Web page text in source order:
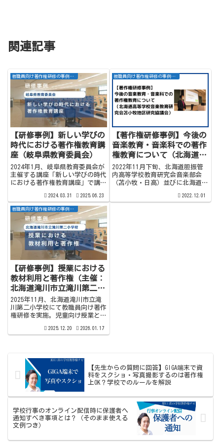
関連記事
教職員向け著作権研修の事例紹介
【研修事例】新しい学びの
時代における著作権教育講
座（岐阜県教育委員会）
2024年1月、岐阜県教育委員会が
主催する講座「新しい学びの時代
における著作権教育講座」で講師
現場で直面する著作権に関する課
題を、実践的かつ具体的に学ぶこ
とを目的としています。講演は2
時間にわたり、オンライン会...
2024.03.31 2025.06.23
教職員向け著作権研修の事例紹介
【著作権研修事例】今後の
音楽教育・音楽科での著作
権教育について（北海道高
等学校音楽教育研究会苫小
牧地区研究協議会）
2022年11月下旬、北海道胆振管
内高等学校教育研究会音楽部会
（苫小牧・日高）並びに北海道高
研究協議会・講話において道立高
2022.12.01
教職員向け著作権研修の事例紹介
【研修事例】授業における
教材利用と著作権（主催：
北海道滝川市立滝川第二小
学校）
2025年11月、北海道滝川市立滝
川第二小学校にて教職員向け著作
権研修を実施。児童向け授業とセ
では、授業での教材利用や利用規
レポートです。
2025.12.20 2026.01.17
【先生からの質問に回答】GIGA端末で資
料をスクショ・写真撮影するのは著作権
上OK？学校でのルールを解説
学校行事のオンライン配信時に保護者へ
通知すべき事項とは？（そのまま使える
文例つき）